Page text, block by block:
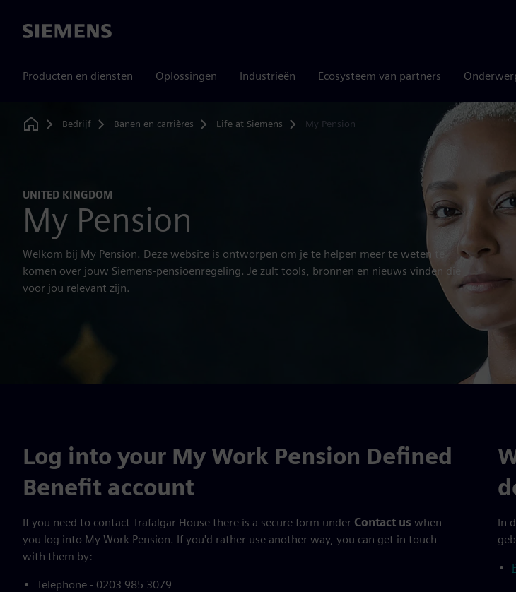
Siemens
Producten en diensten Oplossingen Industrieën Ecosysteem van partners
Home
Bedrijf Banen en carrières Life at Siemens My Pension
UNITED KINGDOM
My Pension
Welkom bij My Pension. Deze website is ontworpen om je te helpen meer te weten te
komen over jouw Siemens-pensioenregeling. Je zult tools, bronnen en nieuws vinden die
voor jou relevant zijn.
Log into your My Work Pension Defined
Benefit account
If you need to contact Trafalgar House there is a secure form under Contact us when
you log into My Work Pension. If you'd rather use another way, you can get in touch
with them by:
Telephone - 0203 985 3079
In